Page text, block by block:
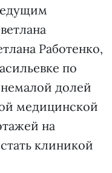
Работенко,
по
долей
медицинской
на
клиникой